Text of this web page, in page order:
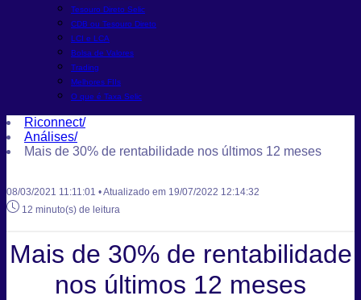
Tesouro Direto Selic
CDB ou Tesouro Direto
LCI e LCA
Bolsa de Valores
Trading
Melhores FIIs
O que é Taxa Selic
Riconnect/
Análises/
Mais de 30% de rentabilidade nos últimos 12 meses
08/03/2021 11:11:01 • Atualizado em 19/07/2022 12:14:32
12 minuto(s) de leitura
Mais de 30% de rentabilidade
nos últimos 12 meses